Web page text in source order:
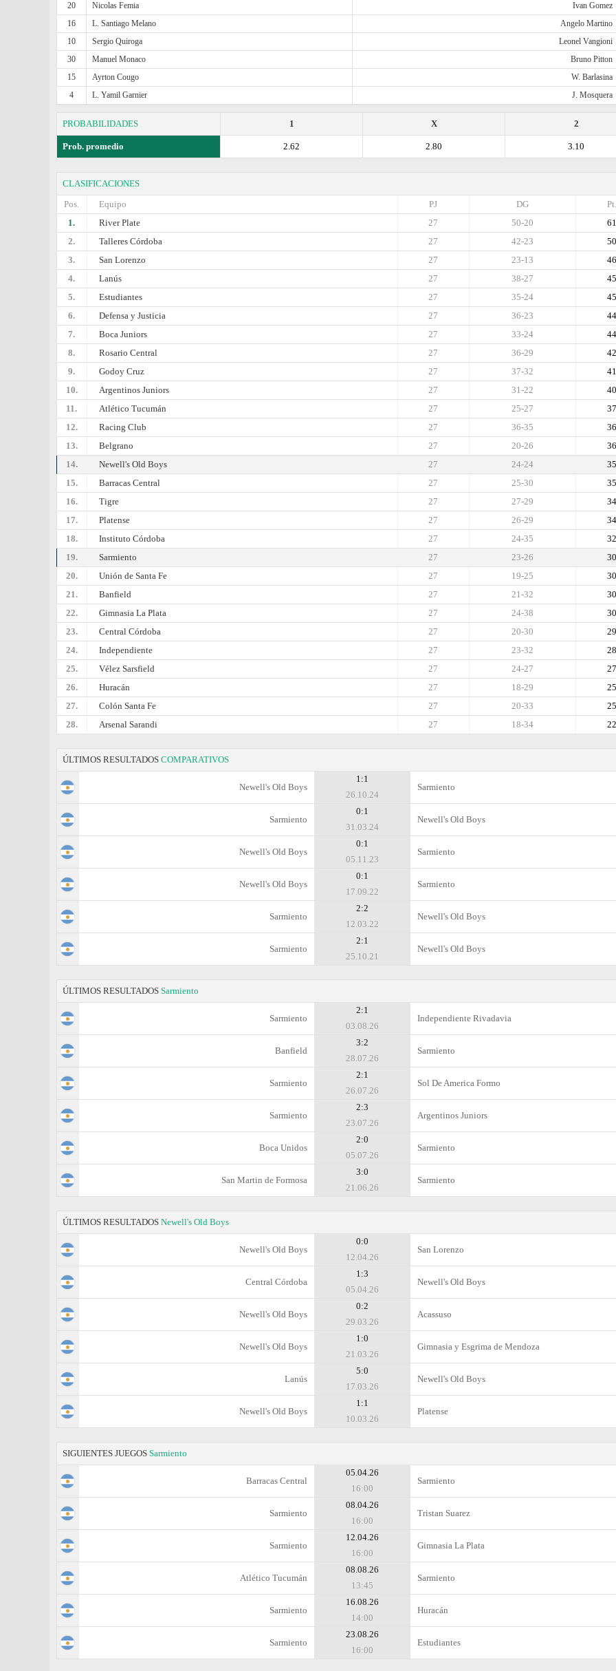
20
Nicolas Femia Ivan Gomez
16
L. Santiago Melano Angelo Martino
10
Sergio Quiroga Leonel Vangioni
30
Manuel Monaco Bruno Pitton
15
Ayrton Cougo W. Barlasina
4
L. Yamil Garnier J. Mosquera
PROBABILIDADES 2
X
1
Prob. promedio 3.10
2.80
2.62
CLASIFICACIONES
Pos.
Equipo Pt.
DG
PJ
1.
River Plate 61
50-20
27
2.
Talleres Córdoba 50
42-23
27
3.
San Lorenzo 46
23-13
27
4.
Lanús 45
38-27
27
5.
Estudiantes 45
35-24
27
6.
Defensa y Justicia 44
36-23
27
7.
Boca Juniors 44
33-24
27
8.
Rosario Central 42
36-29
27
9.
Godoy Cruz 41
37-32
27
10.
Argentinos Juniors 40
31-22
27
11.
Atlético Tucumán 37
25-27
27
12.
Racing Club 36
36-35
27
13.
Belgrano 36
20-26
27
14.
Newell's Old Boys 35
24-24
27
15.
Barracas Central 35
25-30
27
16.
Tigre 34
27-29
27
17.
Platense 34
26-29
27
18.
Instituto Córdoba 32
24-35
27
19.
Sarmiento 30
23-26
27
20.
Unión de Santa Fe 30
19-25
27
21.
Banfield 30
21-32
27
22.
Gimnasia La Plata 30
24-38
27
23.
Central Córdoba 29
20-30
27
24.
Independiente 28
23-32
27
25.
Vélez Sarsfield 27
24-27
27
26.
Huracán 25
18-29
27
27.
Colón Santa Fe 25
20-33
27
28.
Arsenal Sarandi 22
18-34
27
ÚLTIMOS RESULTADOS COMPARATIVOS
Newell's Old Boys
1:1
26.10.24
Sarmiento
Sarmiento
0:1
31.03.24
Newell's Old Boys
Newell's Old Boys
0:1
05.11.23
Sarmiento
Newell's Old Boys
0:1
17.09.22
Sarmiento
Sarmiento
2:2
12.03.22
Newell's Old Boys
Sarmiento
2:1
25.10.21
Newell's Old Boys
ÚLTIMOS RESULTADOS Sarmiento
Sarmiento
2:1
03.08.26
Independiente Rivadavia
Banfield
3:2
28.07.26
Sarmiento
Sarmiento
2:1
26.07.26
Sol De America Formo
Sarmiento
2:3
23.07.26
Argentinos Juniors
Boca Unidos
2:0
05.07.26
Sarmiento
San Martin de Formosa
3:0
21.06.26
Sarmiento
ÚLTIMOS RESULTADOS Newell's Old Boys
Newell's Old Boys
0:0
12.04.26
San Lorenzo
Central Córdoba
1:3
05.04.26
Newell's Old Boys
Newell's Old Boys
0:2
29.03.26
Acassuso
Newell's Old Boys
1:0
21.03.26
Gimnasia y Esgrima de Mendoza
Lanús
5:0
17.03.26
Newell's Old Boys
Newell's Old Boys
1:1
10.03.26
Platense
SIGUIENTES JUEGOS Sarmiento
Barracas Central
05.04.26
16:00
Sarmiento
Sarmiento
08.04.26
16:00
Tristan Suarez
Sarmiento
12.04.26
16:00
Gimnasia La Plata
Atlético Tucumán
08.08.26
13:45
Sarmiento
Sarmiento
16.08.26
14:00
Huracán
Sarmiento
23.08.26
16:00
Estudiantes